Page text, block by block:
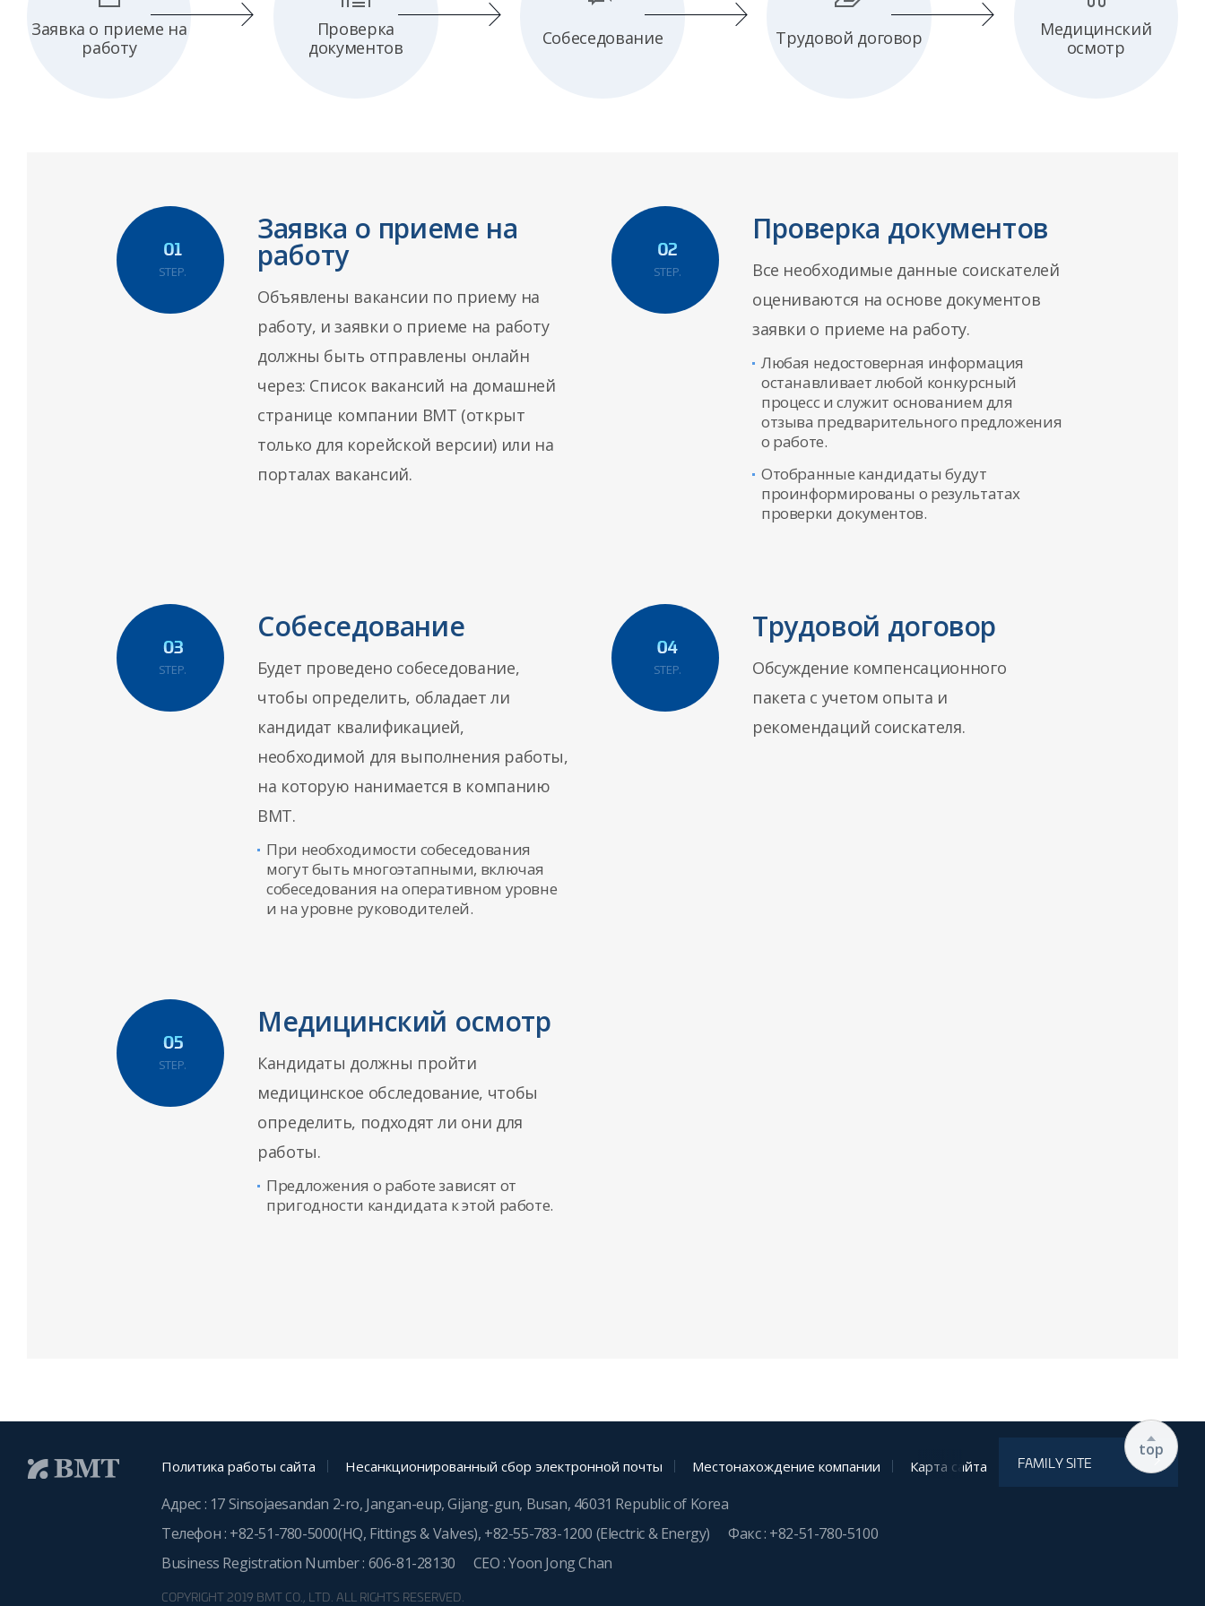
Заявка о приеме на
работу
Проверка
документов
Собеседование Трудовой договор
Медицинский
осмотр
Заявка о приеме на
работу
Объявлены вакансии по приему на
работу, и заявки о приеме на работу
должны быть отправлены онлайн
через: Список вакансий на домашней
странице компании BMT (открыт
только для корейской версии) или на
порталах вакансий.
STEP.
Проверка документов
Все необходимые данные соискателей
оцениваются на основе документов
заявки о приеме на работу.
Любая недостоверная информация
останавливает любой конкурсный
процесс и служит основанием для
отзыва предварительного предложения
о работе.
Отобранные кандидаты будут
проинформированы о результатах
проверки документов.
STEP.
Собеседование
Будет проведено собеседование,
чтобы определить, обладает ли
кандидат квалификацией,
необходимой для выполнения работы,
на которую нанимается в компанию
BMT.
При необходимости собеседования
могут быть многоэтапными, включая
собеседования на оперативном уровне
и на уровне руководителей.
STEP.
Трудовой договор
Обсуждение компенсационного
пакета с учетом опыта и
рекомендаций соискателя.
STEP.
Медицинский осмотр
Кандидаты должны пройти
медицинское обследование, чтобы
определить, подходят ли они для
работы.
Предложения о работе зависят от
пригодности кандидата к этой работе.
STEP.
top
Политика работы сайта Несанкционированный сбор электронной почты Местонахождение компании Карта сайта FAMILY SITE
Адрес : 17 Sinsojaesandan 2-ro, Jangan-eup, Gijang-gun, Busan, 46031 Republic of Korea
Телефон : +82-51-780-5000(HQ, Fittings & Valves), +82-55-783-1200 (Electric & Energy)
Факс : +82-51-780-5100
Business Registration Number : 606-81-28130
CEO : Yoon Jong Chan
COPYRIGHT 2019 BMT CO., LTD. ALL RIGHTS RESERVED.